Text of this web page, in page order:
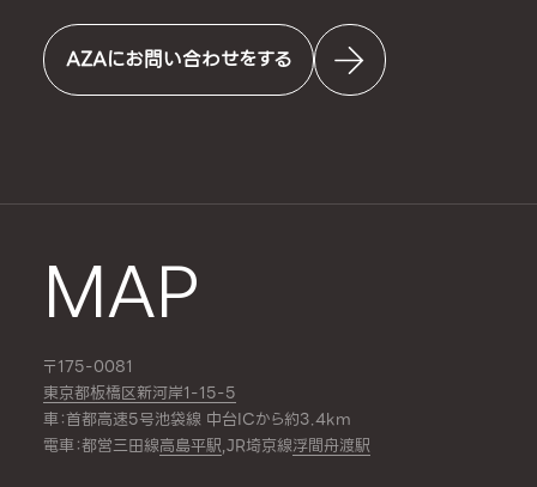
AZAにお問い合わせをする
MAP
〒175-0081
東京都板橋区新河岸1-15-5
車：首都高速5号池袋線 中台ICから約3.4km
電車：都営三田線高島平駅,JR埼京線浮間舟渡駅